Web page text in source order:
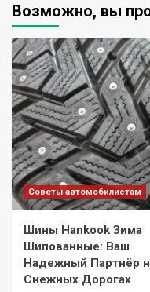
Возможно, вы
Советы автомобилистам
Шины Hankook Зима
Шипованные: Ваш
Надежный Партнёр
Снежных Дорогах